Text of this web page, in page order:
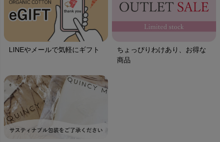
LINEやメールで気軽にギフト
ちょっぴりわけあり、お得な
商品